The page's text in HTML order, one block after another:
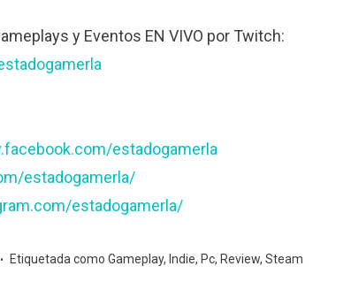
y Eventos EN VIVO por Twitch:
estadogamerla
estadogamerla/
estadogamerla/
Etiquetada como Gameplay, Indie, Pc, Review, Steam